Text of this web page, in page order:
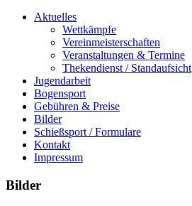
Aktuelles
Wettkämpfe
Vereinmeisterschaften
Veranstaltungen & Termine
Thekendienst / Standaufsicht
Jugendarbeit
Bogensport
Gebühren & Preise
Bilder
Schießsport / Formulare
Kontakt
Impressum
Bilder